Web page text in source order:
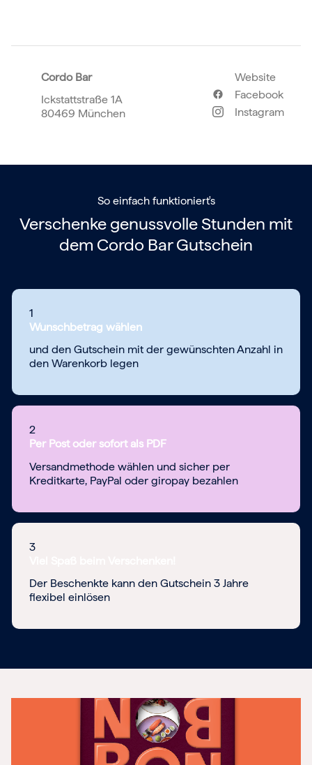
Cordo Bar
Ickstattstraße 1A
80469 München
Website
Facebook
Instagram
So einfach funktioniert's
Verschenke genussvolle Stunden mit
dem Cordo Bar Gutschein
1
Wunschbetrag wählen
und den Gutschein mit der gewünschten Anzahl in
den Warenkorb legen
2
Per Post oder sofort als PDF
Versandmethode wählen und sicher per
Kreditkarte, PayPal oder giropay bezahlen
3
Der Beschenkte kann den Gutschein 3 Jahre
flexibel einlösen